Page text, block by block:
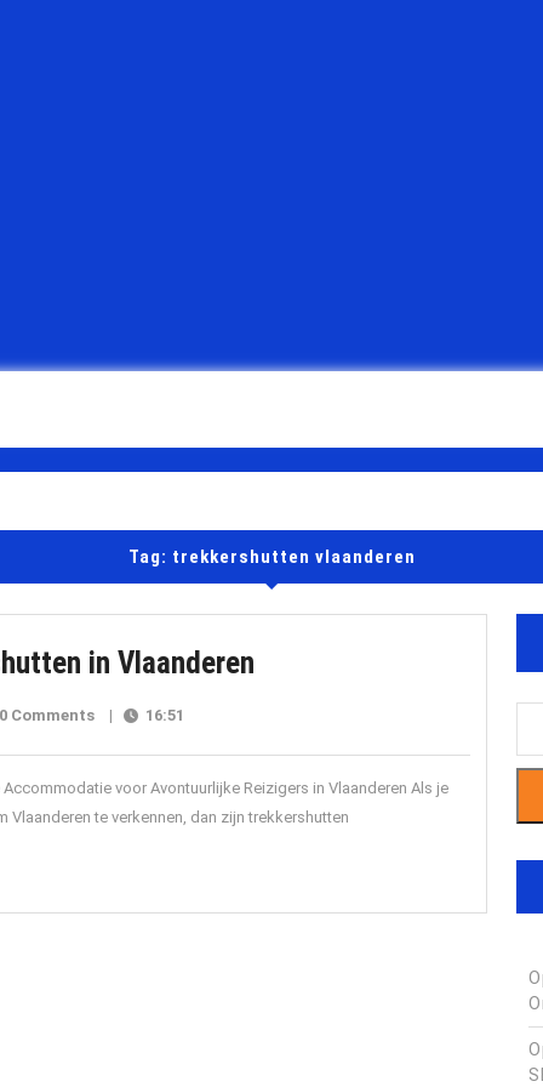
Tag: trekkershutten vlaanderen
in Vlaanderen
Trekkershutten
0 Comments | 16:51
voor Avontuurlijke Reizigers in Vlaanderen Als je
Vlaanderen te verkennen, dan zijn trekkershutten